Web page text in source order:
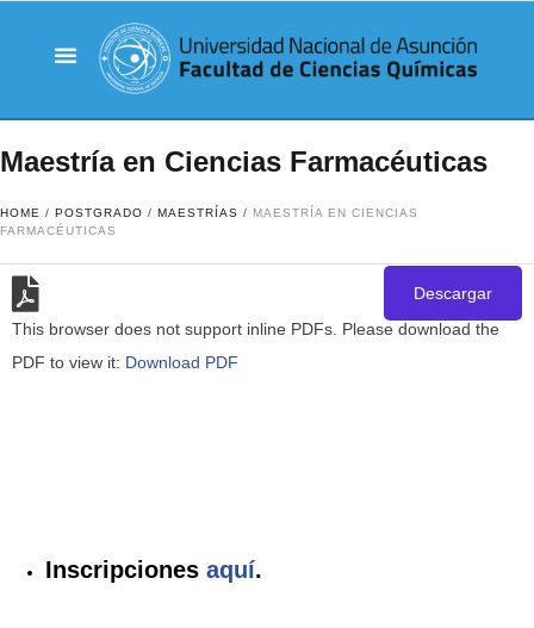
Maestría en Ciencias Farmacéuticas
HOME / POSTGRADO / MAESTRÍAS / MAESTRÍA EN CIENCIAS
FARMACÉUTICAS
Descargar
This browser does not support inline PDFs. Please download the
PDF to view it: Download PDF
Inscripciones aquí.